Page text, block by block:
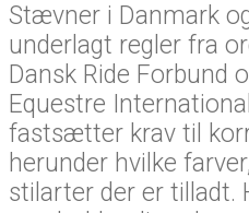
Stævner i Danmark
underlagt regler fra
Dansk Ride Forbund
Equestre
fastsætter krav til
herunder hvilke
stilarter der er tilladt.